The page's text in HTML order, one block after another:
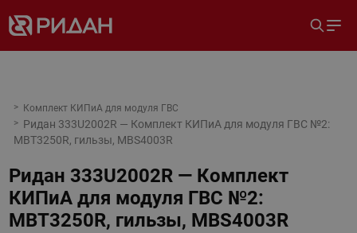
Комплект КИПиА для модуля ГВС
Ридан 333U2002R — Комплект КИПиА для модуля ГВС №2:
MBT3250R, гильзы, MBS4003R
Ридан 333U2002R — Комплект
КИПиА для модуля ГВС №2:
MBT3250R, гильзы, MBS4003R